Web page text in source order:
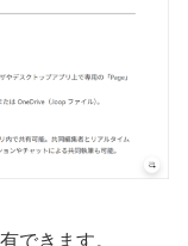
できます。